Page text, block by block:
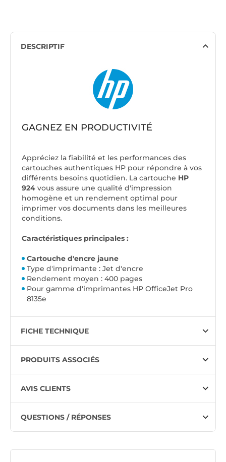
DESCRIPTIF
GAGNEZ EN PRODUCTIVITÉ
Appréciez la fiabilité et les performances des
cartouches authentiques HP pour répondre à vos
différents besoins quotidien. La cartouche HP
924 vous assure une qualité d'impression
homogène et un rendement optimal pour
imprimer vos documents dans les meilleures
conditions.
Caractéristiques principales :
Cartouche d'encre jaune
Type d'imprimante : Jet d'encre
Rendement moyen : 400 pages
Pour gamme d'imprimantes HP OfficeJet Pro
8135e
FICHE TECHNIQUE
PRODUITS ASSOCIÉS
AVIS CLIENTS
QUESTIONS / RÉPONSES